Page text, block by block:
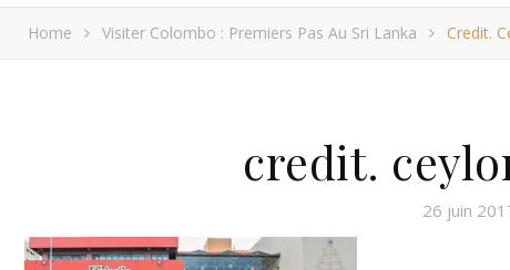
Home Visiter Colombo : Premiers Pas Au Sri Lanka Credit.
credit.
26 juin